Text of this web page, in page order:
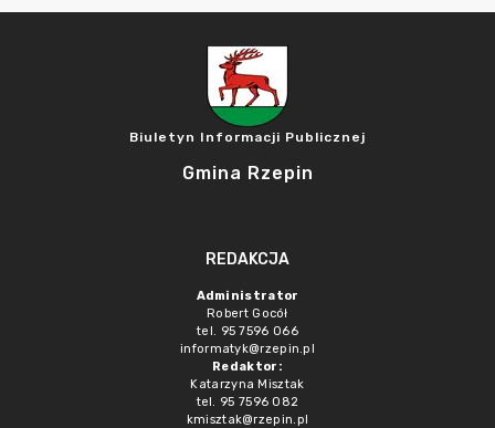
Biuletyn Informacji Publicznej
Gmina Rzepin
REDAKCJA
Administrator
Robert Gocół
tel. 95 7596 066
informatyk@rzepin.pl
Redaktor:
Katarzyna Misztak
tel. 95 7596 082
kmisztak@rzepin.pl